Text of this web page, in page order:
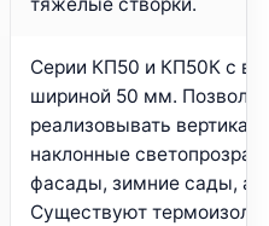
Серии КП50 и КП50К с
шириной 50 мм.
реализовывать
наклонные
фасады, зимние сады,
Существуют